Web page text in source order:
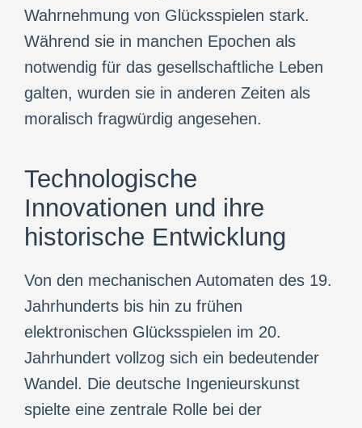
Wahrnehmung von Glücksspielen stark.
Während sie in manchen Epochen als
notwendig für das gesellschaftliche Leben
galten, wurden sie in anderen Zeiten als
moralisch fragwürdig angesehen.
Technologische
Innovationen und ihre
historische Entwicklung
Von den mechanischen Automaten des 19.
Jahrhunderts bis hin zu frühen
elektronischen Glücksspielen im 20.
Jahrhundert vollzog sich ein bedeutender
Wandel. Die deutsche Ingenieurskunst
spielte eine zentrale Rolle bei der